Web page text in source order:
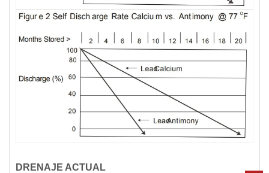
DRENAJE ACTUAL